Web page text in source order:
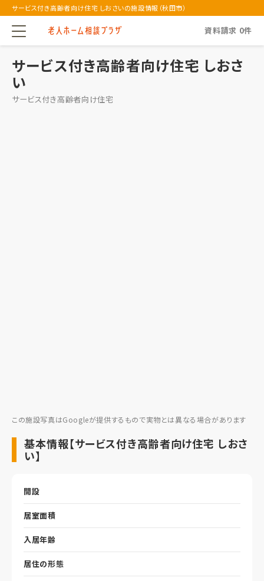
サービス付き高齢者向け住宅 しおさいの施設情報（秋田市）
資料請求 0件
サービス付き高齢者向け住宅 しおさ
い
サービス付き高齢者向け住宅
この施設写真はGoogleが提供するもので実物とは異なる場合があります
基本情報【サービス付き高齢者向け住宅 しおさ
い】
開設
居室面積
入居年齢
居住の形態